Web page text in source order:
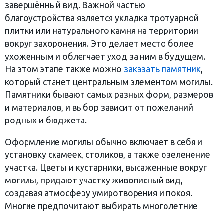
завершённый вид. Важной частью
благоустройства является укладка тротуарной
плитки или натурального камня на территории
вокруг захоронения. Это делает место более
ухоженным и облегчает уход за ним в будущем.
На этом этапе также можно заказать памятник,
который станет центральным элементом могилы.
Памятники бывают самых разных форм, размеров
и материалов, и выбор зависит от пожеланий
родных и бюджета.
Оформление могилы обычно включает в себя и
установку скамеек, столиков, а также озеленение
участка. Цветы и кустарники, высаженные вокруг
могилы, придают участку живописный вид,
создавая атмосферу умиротворения и покоя.
Многие предпочитают выбирать многолетние